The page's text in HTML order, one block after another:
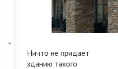
Ничто не придает
зданию такого